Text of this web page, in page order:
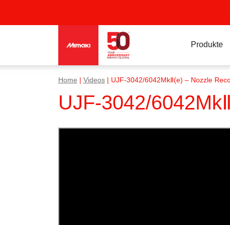
Produkte
Home Videos| UJF-3042/6042MkⅡ(e) – Nozzle
UJF-3042/